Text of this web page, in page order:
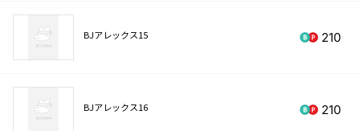
BJアレックス15 210
BJアレックス16 210